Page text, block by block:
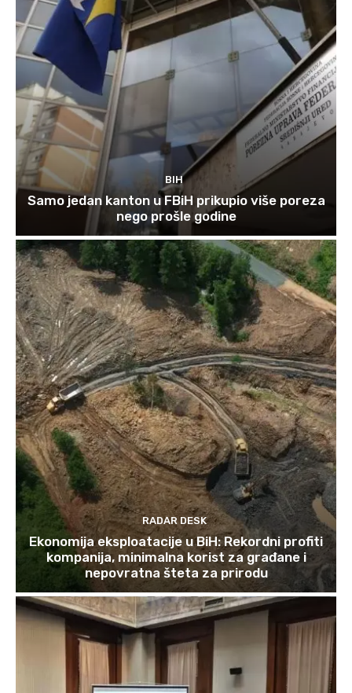
BIH
Samo jedan kanton u FBiH prikupio više poreza
nego prošle godine
RADAR DESK
Ekonomija eksploatacije u BiH: Rekordni profiti
kompanija, minimalna korist za građane i
nepovratna šteta za prirodu